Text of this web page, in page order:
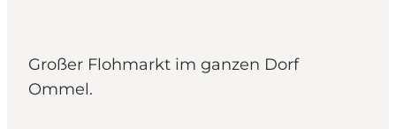
Großer Flohmarkt im ganzen Dorf
Ommel.